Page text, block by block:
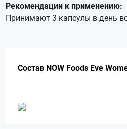
Рекомендации к применению:
Принимают 3 капсулы в день
Состав NOW Foods Eve